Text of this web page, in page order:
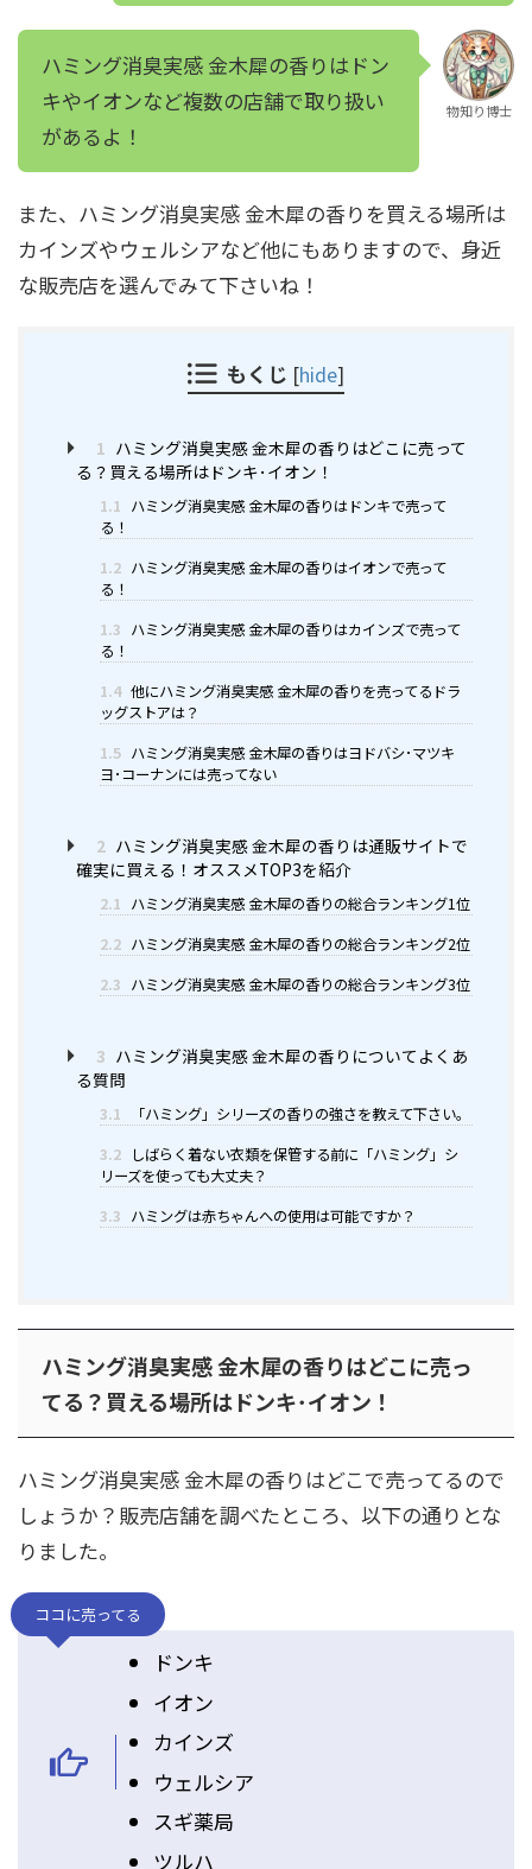
ハミング消臭実感 金木犀の香りはドン
キやイオンなど複数の店舗で取り扱い
があるよ！
物知り博士
また、ハミング消臭実感 金木犀の香りを買える場所は
カインズやウェルシアなど他にもありますので、身近
な販売店を選んでみて下さいね！
もくじ [hide]
1 ハミング消臭実感 金木犀の香りはどこに売って
る？買える場所はドンキ･イオン！
1.1 ハミング消臭実感 金木犀の香りはドンキで売って
る！
1.2 ハミング消臭実感 金木犀の香りはイオンで売って
る！
1.3 ハミング消臭実感 金木犀の香りはカインズで売って
る！
1.4 他にハミング消臭実感 金木犀の香りを売ってるドラ
ッグストアは？
1.5 ハミング消臭実感 金木犀の香りはヨドバシ･マツキ
ヨ･コーナンには売ってない
2 ハミング消臭実感 金木犀の香りは通販サイトで
確実に買える！オススメTOP3を紹介
2.1 ハミング消臭実感 金木犀の香りの総合ランキング1位
2.2 ハミング消臭実感 金木犀の香りの総合ランキング2位
2.3 ハミング消臭実感 金木犀の香りの総合ランキング3位
3 ハミング消臭実感 金木犀の香りについてよくあ
る質問
3.1
「ハミング」シリーズの香りの強さを教えて下さい。
3.2
しばらく着ない衣類を保管する前に「ハミング」シ
リーズを使っても大丈夫？
3.3 ハミングは赤ちゃんへの使用は可能ですか？
ハミング消臭実感 金木犀の香りはどこに売っ
てる？買える場所はドンキ･イオン！
ハミング消臭実感 金木犀の香りはどこで売ってるので
しょうか？販売店舗を調べたところ、以下の通りとな
りました。
ココに売ってる
ドンキ
イオン
カインズ
ウェルシア
スギ薬局
ツルハ